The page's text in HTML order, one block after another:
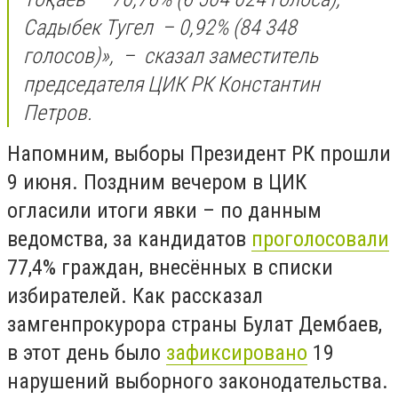
Садыбек Тугел – 0,92% (84 348
голосов)», – сказал заместитель
председателя ЦИК РК Константин
Петров.
Напомним, выборы Президент РК прошли
9 июня. Поздним вечером в ЦИК
огласили итоги явки – по данным
ведомства, за кандидатов проголосовали
77,4% граждан, внесённых в списки
избирателей. Как рассказал
замгенпрокурора страны Булат Дембаев,
в этот день было зафиксировано 19
нарушений выборного законодательства.